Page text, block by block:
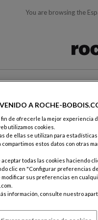
You are browsing the
aquí debajo acorde con
A ROCHE-
fin de ofrecerle la mejor experiencia
utilizamos cookies.
de ellas se utilizan para
compartimos estos datos con otras
aceptar todas las cookies haciendo
clic en "Configurar preferencias
modificar sus preferencias en
información, consulte nuestro